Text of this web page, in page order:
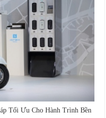
Tối Ưu Cho Hành Trình Bền